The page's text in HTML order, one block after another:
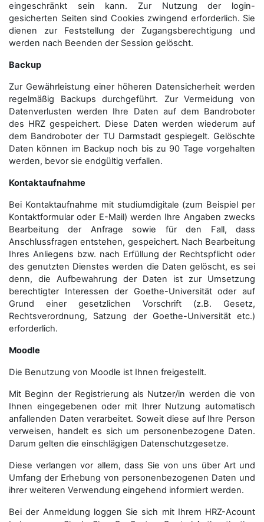
eingeschränkt sein kann. Zur Nutzung der login-
gesicherten Seiten sind Cookies zwingend erforderlich. Sie
dienen zur Feststellung der Zugangs­berechtigung und
werden nach Beenden der Session gelöscht.
Backup
Zur Gewährleistung einer höheren Datensicherheit werden
regelmäßig Backups durchgeführt. Zur Vermeidung von
Datenverlusten werden Ihre Daten auf dem Bandroboter
des HRZ gespeichert. Diese Daten werden wiederum auf
dem Bandroboter der TU Darmstadt gespiegelt. Gelöschte
Daten können im Backup noch bis zu 90 Tage vorgehalten
werden, bevor sie endgültig verfallen.
Kontaktaufnahme
Bei Kontaktaufnahme mit studiumdigitale (zum Beispiel per
Kontaktformular oder E-Mail) werden Ihre Angaben zwecks
Bearbeitung der Anfrage sowie für den Fall, dass
Anschluss­fragen entstehen, gespeichert. Nach Bearbeitung
Ihres Anliegens bzw. nach Erfüllung der Rechtspflicht oder
des genutzten Dienstes werden die Daten gelöscht, es sei
denn, die Aufbewahrung der Daten ist zur Umsetzung
berechtigter Interessen der Goethe-Universität oder auf
Grund einer gesetzlichen Vorschrift (z.B. Gesetz,
Rechtsverordnung, Satzung der Goethe-Universität etc.)
erforderlich.
Moodle
Die Benutzung von Moodle ist Ihnen freigestellt.
Mit Beginn der Registrierung als Nutzer/in werden die von
Ihnen eingegebenen oder mit Ihrer Nutzung automatisch
anfallenden Daten verarbeitet. Soweit diese auf Ihre Person
verweisen, handelt es sich um personenbezogene Daten.
Darum gelten die einschlägigen Datenschutzgesetze.
Diese verlangen vor allem, dass Sie von uns über Art und
Umfang der Erhebung von personenbezogenen Daten und
ihrer weiteren Verwendung eingehend informiert werden.
Bei der Anmeldung loggen Sie sich mit Ihrem HRZ-Acount